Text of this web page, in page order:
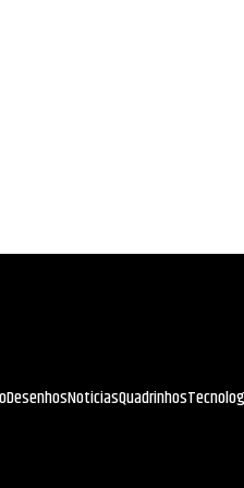
DesenhosNoticiasQuadrinhos